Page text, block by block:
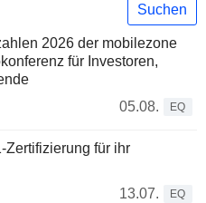
Suchen
2026 der mobilezone
für Investoren,
05.08.
EQ
Zertifizierung für ihr
13.07.
EQ